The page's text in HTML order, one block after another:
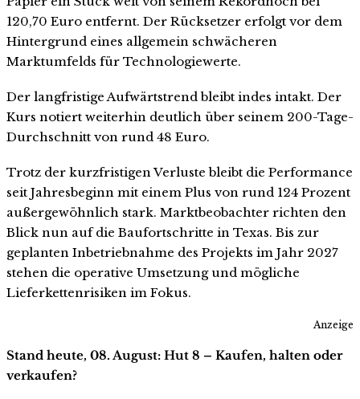
120,70 Euro entfernt. Der Rücksetzer erfolgt vor dem
Hintergrund eines allgemein schwächeren
Marktumfelds für Technologiewerte.
Der langfristige Aufwärtstrend bleibt indes intakt. Der
Kurs notiert weiterhin deutlich über seinem 200-Tage-
Durchschnitt von rund 48 Euro.
Trotz der kurzfristigen Verluste bleibt die Performance
seit Jahresbeginn mit einem Plus von rund 124 Prozent
außergewöhnlich stark. Marktbeobachter richten den
Blick nun auf die Baufortschritte in Texas. Bis zur
geplanten Inbetriebnahme des Projekts im Jahr 2027
stehen die operative Umsetzung und mögliche
Lieferkettenrisiken im Fokus.
Anzeige
Stand heute, 08. August: Hut 8 – Kaufen, halten oder
verkaufen?